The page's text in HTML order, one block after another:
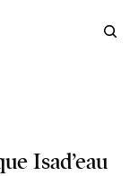
Isad’eau